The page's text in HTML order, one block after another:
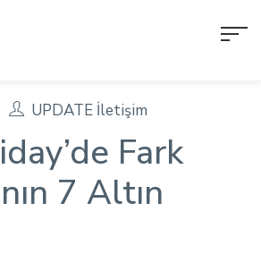
UPDATE İletişim
Fark
7 Altın